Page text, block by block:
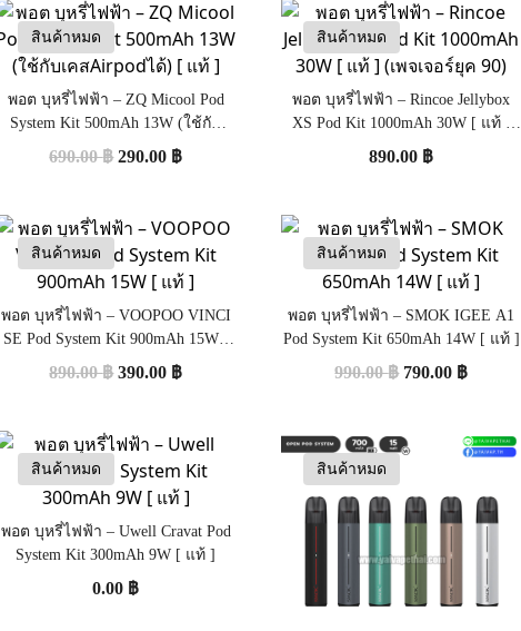
สินค้าหมด
พอต บุหรี่ไฟฟ้า – ZQ Micool Pod
System Kit 500mAh 13W (ใช้กับ
เคสAirpodได้) [ แท้ ]
690.00฿ 290.00 ฿
สินค้าหมด
พอต บุหรี่ไฟฟ้า – Rincoe Jellybox
XS Pod Kit 1000mAh 30W [ แท้ ]
(เพจเจอร์ยุค 90)
890.00 ฿
สินค้าหมด
พอต บุหรี่ไฟฟ้า – VOOPOO VINCI
SE Pod System Kit 900mAh 15W [
แท้ ]
890.00฿ 390.00 ฿
สินค้าหมด
พอต บุหรี่ไฟฟ้า – SMOK IGEE A1
Pod System Kit 650mAh 14W [ แท้ ]
990.00฿ 790.00 ฿
สินค้าหมด
พอต บุหรี่ไฟฟ้า – Uwell Cravat Pod
System Kit 300mAh 9W [ แท้ ]
0.00 ฿
สินค้าหมด